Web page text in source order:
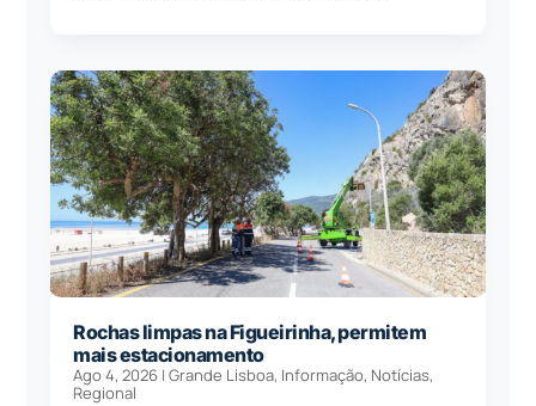
Rochas limpas na Figueirinha, permitem
mais estacionamento
Ago 4, 2026 |Grande Lisboa, Informação, Notícias,
Regional